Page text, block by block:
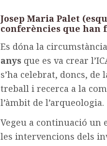
Josep Maria Palet
conferències que han
Es dóna la
anys que es va crear
s’ha celebrat, doncs,
treball i recerca a la
l’àmbit de l’arqueologia.
Vegeu a continuació un
les intervencions dels